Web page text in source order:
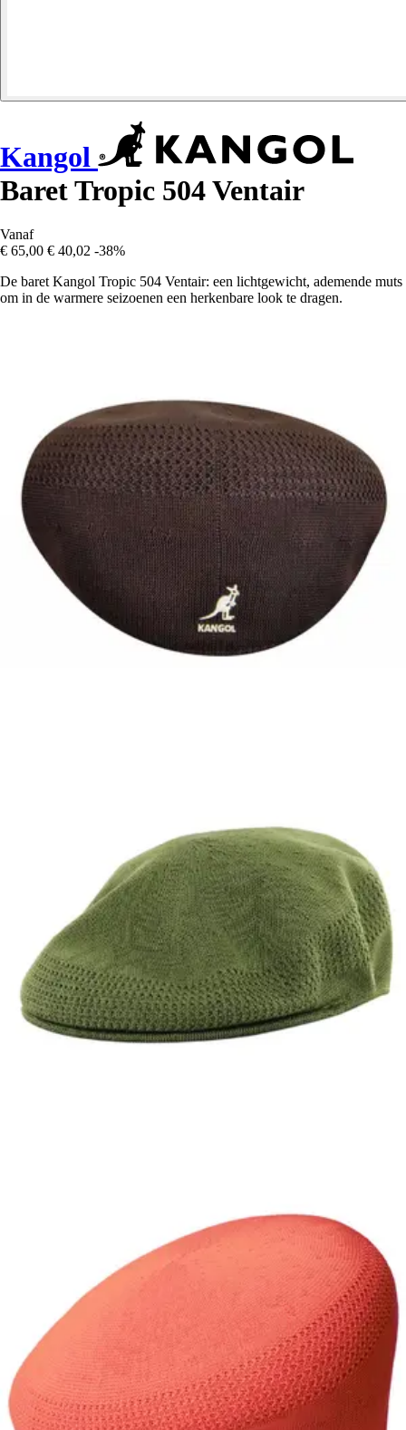
Kangol
Baret Tropic 504 Ventair
Vanaf
€ 65,00 € 40,02 -38%
De baret Kangol Tropic 504 Ventair: een lichtgewicht, ademende muts
om in de warmere seizoenen een herkenbare look te dragen.